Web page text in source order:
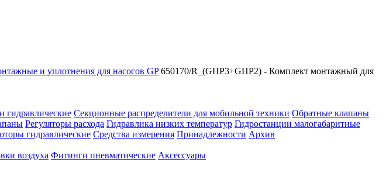
и уплотнения для насосов GP 650170/R_(GHP3+GHP2) - Комплект монтажный для
гидравлические Секционные распределители для мобильной техники Обратные клапаны
Регуляторы расхода Гидравлика низких температур Гидростанции малогабаритные
гидравлические Средства измерения Принадлежности Архив
воздуха Фитинги пневматические Аксессуары